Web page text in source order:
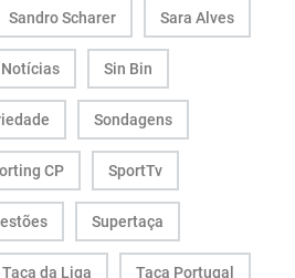
Sandro Scharer Sara Alves
Notícias Sin Bin
Sondagens
CP SportTv
Supertaça
Taça da Liga Taça Portugal